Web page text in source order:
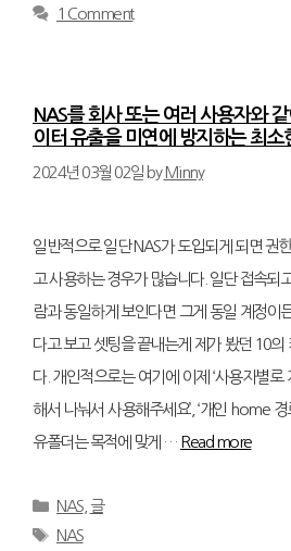
1 Comment
NAS를 회사 또는 여러 사용자와
이터 유출을 미연에 방지하는 최소
2024년 03월 02일 by Minny
일반적으로 일단 NAS가 도입되게 되면 권
고 사용하는 경우가 많습니다. 일단 접속되
람과 동일하게 보인다면 그게 동일 계정이
다고 보고 셋팅을 끝내는게 제가 봤던 10의
다. 개인적으로는 여기에 이제 ‘사용자별로
해서 나눠서 사용해주세요’, ‘개인 home 경
유폴더는 목적에 맞게 … Read more
Categories
NAS, 글
Tags
NAS